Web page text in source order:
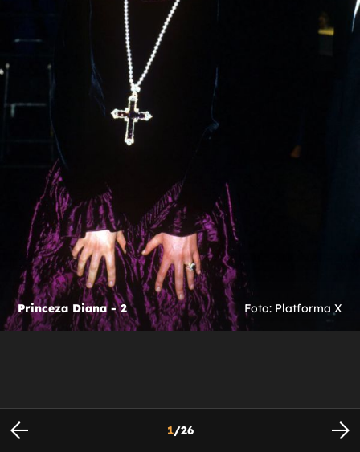
Princeza Diana - 2 Foto: Platforma X
1/26